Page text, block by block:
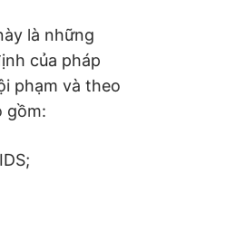
là những
của pháp
phạm và theo
gồm: